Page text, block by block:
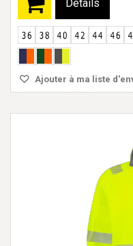
Détails
Ajouter à ma liste